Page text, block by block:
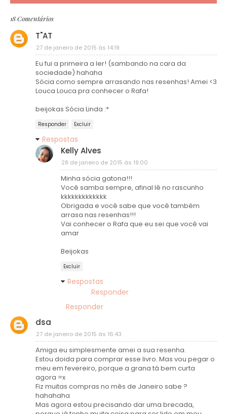
18 Comentários
T"AT
27 de janeiro de 2015 às 14:19
Eu fui a primeira a ler! (sambando na cara da
sociedade) hahaha
Sócia como sempre arrasando nas resenhas! Amei <3
Louca Louca pra conhecer o Rafa!
beijokas Sócia Linda :*
Responder Excluir
Respostas
Kelly Alves
28 de janeiro de 2015 às 19:00
Minha sócia gatona!!!
Você samba sempre, afinal lê no rascunho
kkkkkkkkkkkkk
Obrigada e você sabe que você também
arrasa nas resenhas!!!
Vai conhecer o Rafa que eu sei que você vai
amar
Beijokas
Excluir
Respostas
Responder
Responder
dsa
27 de janeiro de 2015 às 16:43
Amiga eu simplesmente amei a sua resenha.
Estou doida para comprar esse livro. Mas vou pegar o
meu em fevereiro, porque a grana tá bem curta
agora =x
Fiz muitas compras no mês de Janeiro sabe ?
hahahaha
Mas agora estou precisando dar uma brecada,